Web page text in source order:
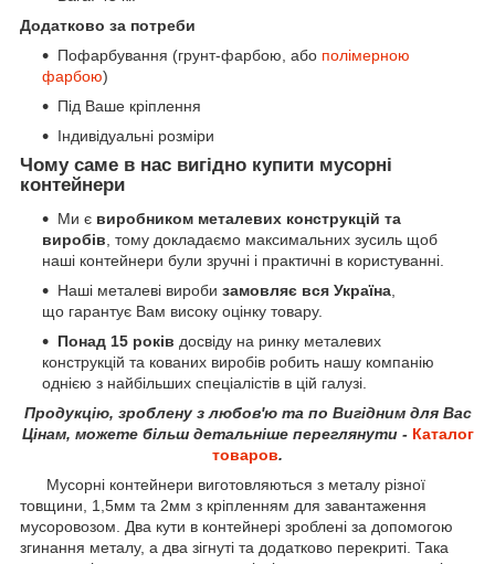
Додатково за потреби
Пофарбування (грунт-фарбою, або полімерною
фарбою)
Під Ваше кріплення
Індивідуальні розміри
Чому саме в нас вигідно купити мусорні
контейнери
Ми є виробником металевих конструкцій та
виробів, тому докладаємо максимальних зусиль щоб
наші контейнери були зручні і практичні в користуванні.
Наші металеві вироби замовляє вся Україна,
що гарантує Вам високу оцінку товару.
Понад 15 років досвіду на ринку металевих
конструкцій та кованих виробів робить нашу компанію
однією з найбільших спеціалістів в цій галузі.
Продукцію, зроблену з любов'ю та по Вигідним для Вас
Цінам, можете більш детальніше переглянути - Каталог
товаров.
Мусорні контейнери виготовляються з металу різної
товщини, 1,5мм та 2мм з кріпленням для завантаження
мусоровозом. Два кути в контейнері зроблені за допомогою
згинання металу, а два зігнуті та додатково перекриті. Така